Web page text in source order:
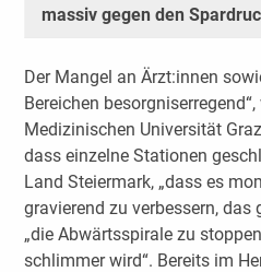
massiv gegen den
Der Mangel an Ärzt:innen
Bereichen
Medizinischen Universität
dass einzelne Stationen
Land Steiermark, „dass es
gravierend zu verbessern,
„die Abwärtsspirale zu
schlimmer wird“. Bereits im